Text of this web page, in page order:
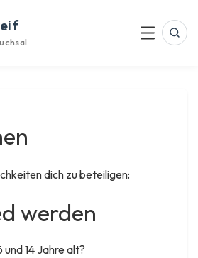
Menu
dich zu beteiligen:
werden
14 Jahre alt?